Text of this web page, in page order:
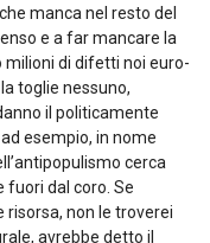
manca nel resto del
e a far mancare la
di difetti noi euro-
toglie nessuno,
il politicamente
esempio, in nome
cerca
dal coro. Se
risorsa, non le troverei
avrebbe detto il